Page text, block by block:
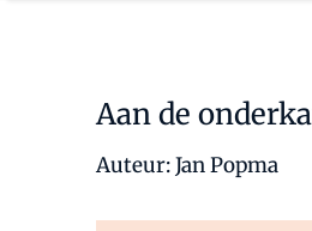
Aan de
Auteur: Jan Popma